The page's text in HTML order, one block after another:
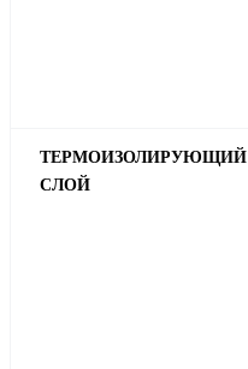
ТЕРМОИЗОЛИРУЮЩИЙ
СЛОЙ